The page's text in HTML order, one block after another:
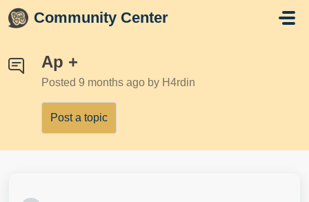
Skip to main content
Community Center
Ap +
Posted 9 months ago by H4rdin
Post a topic